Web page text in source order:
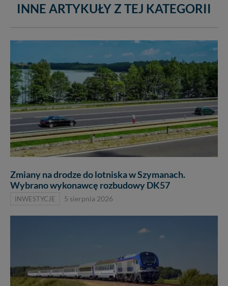
INNE ARTYKUŁY Z TEJ KATEGORII
Zmiany na drodze do lotniska w Szymanach.
Wybrano wykonawcę rozbudowy DK57
INWESTYCJE 5 sierpnia 2026